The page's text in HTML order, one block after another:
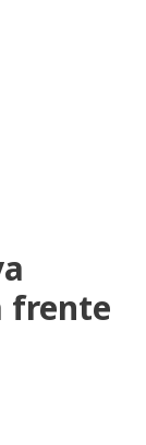
frente